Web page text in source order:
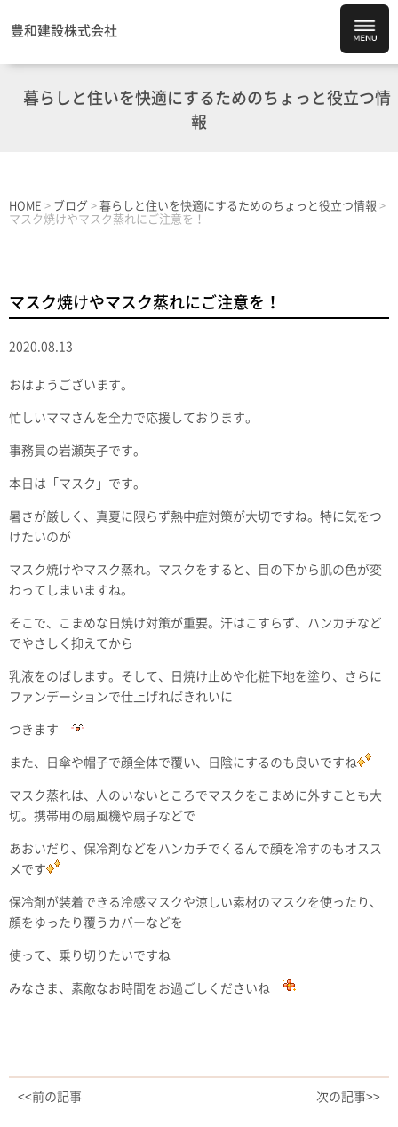
豊和建設株式会社
暮らしと住いを快適にするためのちょっと役立つ情
報
HOME > ブログ > 暮らしと住いを快適にするためのちょっと役立つ情報 >
マスク焼けやマスク蒸れにご注意を！
マスク焼けやマスク蒸れにご注意を！
2020.08.13
おはようございます。
忙しいママさんを全力で応援しております。
事務員の岩瀬英子です。
本日は「マスク」です。
暑さが厳しく、真夏に限らず熱中症対策が大切ですね。特に気をつ
けたいのが
マスク焼けやマスク蒸れ。マスクをすると、目の下から肌の色が変
わってしまいますね。
そこで、こまめな日焼け対策が重要。汗はこすらず、ハンカチなど
でやさしく抑えてから
乳液をのばします。そして、日焼け止めや化粧下地を塗り、さらに
ファンデーションで仕上げればきれいに
つきます
また、日傘や帽子で顔全体で覆い、日陰にするのも良いですね
マスク蒸れは、人のいないところでマスクをこまめに外すことも大
切。携帯用の扇風機や扇子などで
あおいだり、保冷剤などをハンカチでくるんで顔を冷すのもオスス
メです
保冷剤が装着できる冷感マスクや涼しい素材のマスクを使ったり、
顔をゆったり覆うカバーなどを
使って、乗り切りたいですね
みなさま、素敵なお時間をお過ごしくださいね
<<前の記事 次の記事>>